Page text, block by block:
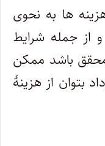
ها به نحوی
از جمله شرایط
مدنی محقق باشد ممکن
بتوان از هزینۀ